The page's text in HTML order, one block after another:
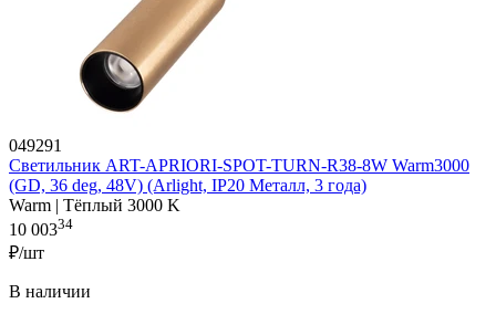
049291
Светильник ART-APRIORI-SPOT-TURN-R38-8W Warm3000
(GD, 36 deg, 48V) (Arlight, IP20 Металл, 3 года)
Warm | Тёплый 3000 K
10 00334
₽/шт
В наличии